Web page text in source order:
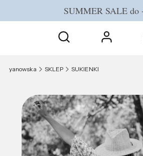
SUMMER SALE do
Otwórz
Szukaj Zaloguj się
yanowska SKLEP SUKIENKI